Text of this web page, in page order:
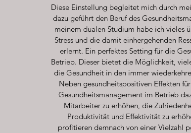
Diese Einstellung begleitet mich durch
dazu geführt den Beruf des
meinem dualen Studium habe ich vieles
Stress und die damit einhergehenden
erlernt. Ein perfektes Setting für die
Betrieb. Dieser bietet die Möglichkeit,
die Gesundheit in den immer
Neben gesundheitspositiven Effekten
Gesundheitsmanagement im Betrieb
Mitarbeiter zu erhöhen, die
Produktivität und Effektivität zu
profitieren demnach von einer Vielzahl